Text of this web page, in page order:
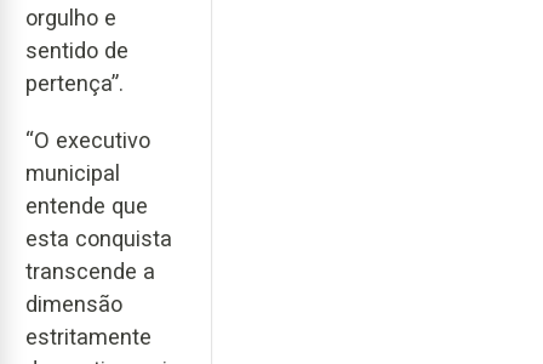
orgulho e
sentido de
pertença”.
“O executivo
municipal
entende que
esta conquista
transcende a
dimensão
estritamente